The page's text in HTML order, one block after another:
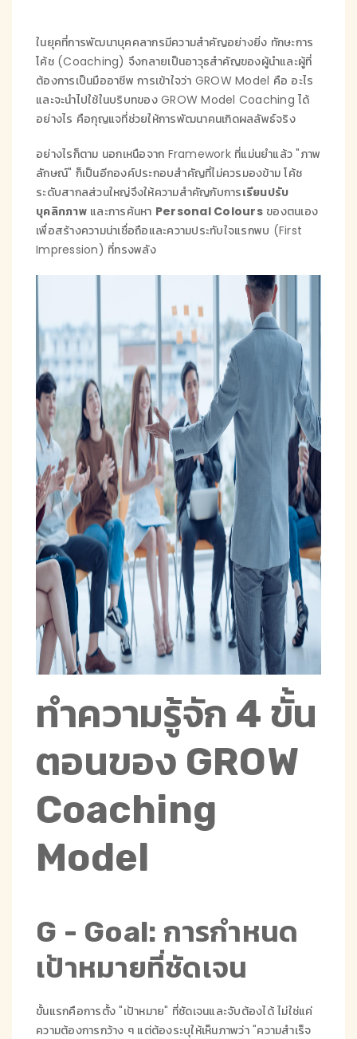
ในยุคที่การพัฒนาบุคคลากรมีความสำคัญอย่างยิ่ง ทักษะการ
โค้ช (Coaching) จึงกลายเป็นอาวุธสำคัญของผู้นำและผู้ที่
ต้องการเป็นมืออาชีพ การเข้าใจว่า GROW Model คือ อะไร
และจะนำไปใช้ในบริบทของ GROW Model Coaching ได้
อย่างไร คือกุญแจที่ช่วยให้การพัฒนาคนเกิดผลลัพธ์จริง
อย่างไรก็ตาม นอกเหนือจาก Framework ที่แม่นยำแล้ว "ภาพ
ลักษณ์" ก็เป็นอีกองค์ประกอบสำคัญที่ไม่ควรมองข้าม โค้ช
ระดับสากลส่วนใหญ่จึงให้ความสำคัญกับการเรียนปรับ
บุคลิกภาพและการค้นหา Personal Coloursของตนเอง
เพื่อสร้างความน่าเชื่อถือและความประทับใจแรกพบ (First
Impression) ที่ทรงพลัง
ทำความรู้จัก 4 ขั้น
ตอนของ GROW
Coaching
Model
G - Goal: การกำหนด
เป้าหมายที่ชัดเจน
ขั้นแรกคือการตั้ง "เป้าหมาย" ที่ชัดเจนและจับต้องได้ ไม่ใช่แค่
ความต้องการกว้าง ๆ แต่ต้องระบุให้เห็นภาพว่า "ความสำเร็จ